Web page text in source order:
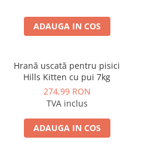
ADAUGA IN COS
Hrană uscată pentru pisici
Hills Kitten cu pui 7kg
274,99 RON
TVA inclus
ADAUGA IN COS